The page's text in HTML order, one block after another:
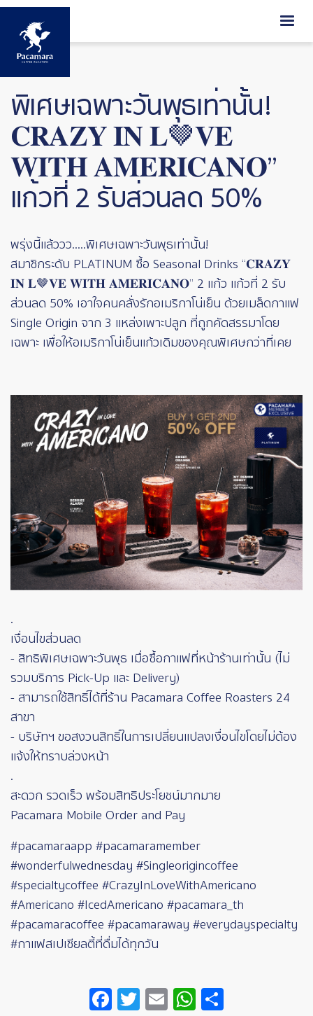
ข้ามไปยังเนื้อหาหลัก
พิเศษเฉพาะวันพุธเท่านั้น!
𝐂𝐑𝐀𝐙𝐘 𝐈𝐍 𝐋🤎𝐕𝐄
𝐖𝐈𝐓𝐇 𝐀𝐌𝐄𝐑𝐈𝐂𝐀𝐍𝐎”
แก้วที่ 2 รับส่วนลด 50%
พรุ่งนี้แล้ววว.....พิเศษเฉพาะวันพุธเท่านั้น!
สมาชิกระดับ PLATINUM ซื้อ Seasonal Drinks “𝐂𝐑𝐀𝐙𝐘
𝐈𝐍 𝐋🤎𝐕𝐄 𝐖𝐈𝐓𝐇 𝐀𝐌𝐄𝐑𝐈𝐂𝐀𝐍𝐎” 2 แก้ว แก้วที่ 2 รับ
ส่วนลด 50% เอาใจคนคลั่งรักอเมริกาโน่เย็น ด้วยเมล็ดกาแฟ
Single Origin จาก 3 แหล่งเพาะปลูก ที่ถูกคัดสรรมาโดย
เฉพาะ เพื่อให้อเมริกาโน่เย็นแก้วเดิมของคุณพิเศษกว่าที่เคย
.
เงื่อนไขส่วนลด
- สิทธิพิเศษเฉพาะวันพุธ เมื่อซื้อกาแฟที่หน้าร้านเท่านั้น (ไม่
รวมบริการ Pick-Up และ Delivery)
- สามารถใช้สิทธิ์ได้ที่ร้าน Pacamara Coffee Roasters 24
สาขา
- บริษัทฯ ขอสงวนสิทธิ์ในการเปลี่ยนแปลงเงื่อนไขโดยไม่ต้อง
แจ้งให้ทราบล่วงหน้า
.
สะดวก รวดเร็ว พร้อมสิทธิประโยชน์มากมาย
Pacamara Mobile Order and Pay
#pacamaraapp #pacamaramember
#wonderfulwednesday #Singleorigincoffee
#specialtycoffee #CrazyInLoveWithAmericano
#Americano #IcedAmericano #pacamara_th
#pacamaracoffee #pacamaraway #everydayspecialty
#กาแฟสเปเชียลตี้ที่ดื่มได้ทุกวัน
Facebook
Twitter
EmailWhatsApp